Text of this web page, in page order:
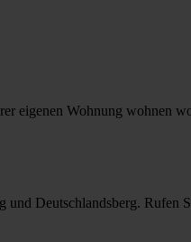
eigenen Wohnung wohnen
Deutschlandsberg. Rufen